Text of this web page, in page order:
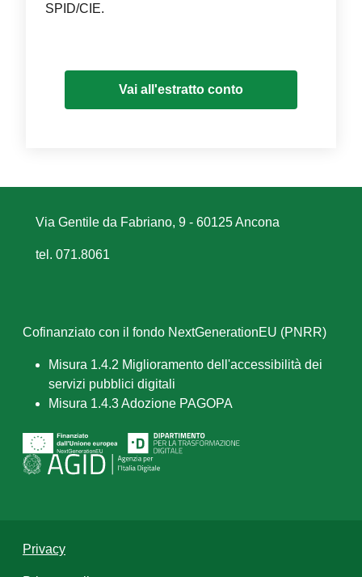
SPID/CIE.
Vai all'estratto conto
Via Gentile da Fabriano, 9 - 60125 Ancona
tel. 071.8061
Cofinanziato con il fondo NextGenerationEU (PNRR)
Misura 1.4.2 Miglioramento dell'accessibilità dei
servizi pubblici digitali
Misura 1.4.3 Adozione PAGOPA
Privacy